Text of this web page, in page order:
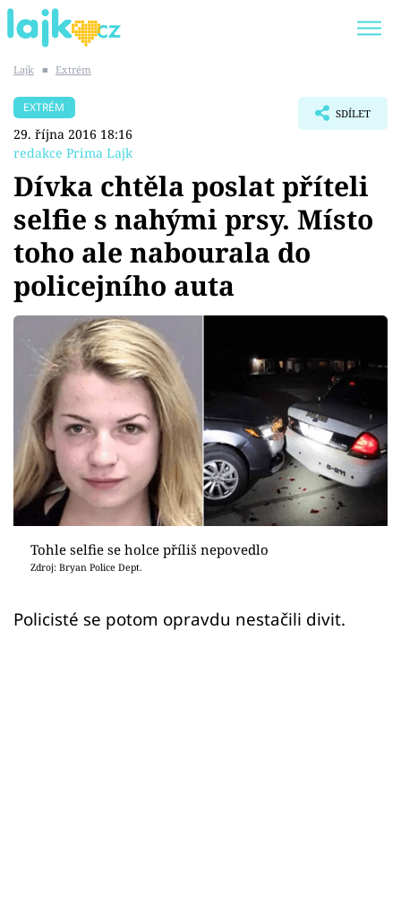
SHOPAHOLICADEL
Témata
Showbyznys
Youtubeři
Virály
Sex a vztahy
Videa
Sledujte prima+
Přihlášení
Sledujte nás
Lajk ■ Extrém
EXTRÉM
29. října 2016 18:16
redakce Prima Lajk
SDÍLET
Dívka chtěla poslat příteli
selfie s nahými prsy. Místo
toho ale nabourala do
policejního auta
Tohle selfie se holce příliš nepovedlo
Zdroj: Bryan Police Dept.
Policisté se potom opravdu nestačili divit.